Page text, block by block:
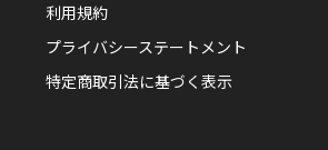
利用規約
プライバシーステートメント
特定商取引法に基づく表示